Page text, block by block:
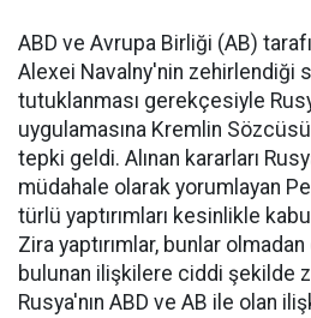
ABD ve Avrupa Birliği (AB)
Alexei Navalny'nin zehirlendiği
tutuklanması gerekçesiyle
uygulamasına Kremlin
tepki geldi. Alınan kararları
müdahale olarak yorumlayan
türlü yaptırımları kesinlikle
Zira yaptırımlar, bunlar
bulunan ilişkilere ciddi şekilde
Rusya'nın ABD ve AB ile olan